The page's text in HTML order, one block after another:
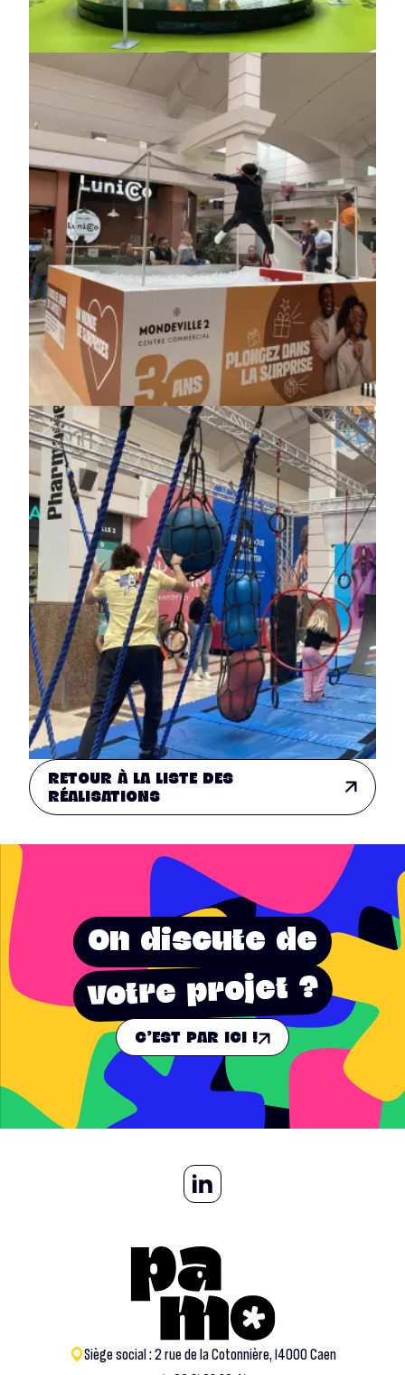
RETOUR À LA LISTE DES
RÉALISATIONS
On discute de
votre projet ?
C'EST PAR ICI !
Siège social : 2 rue de la Cotonnière, 14000 Caen